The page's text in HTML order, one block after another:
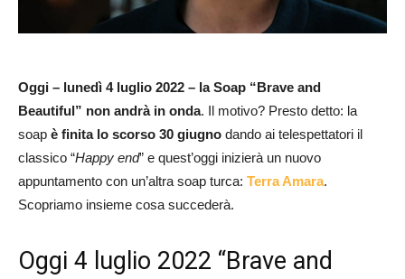
Oggi – lunedì 4 luglio 2022 – la Soap “Brave and
Beautiful” non andrà in onda. Il motivo? Presto detto: la
soap è finita lo scorso 30 giugno dando ai telespettatori il
classico “Happy end” e quest’oggi inizierà un nuovo
appuntamento con un’altra soap turca: Terra Amara.
Scopriamo insieme cosa succederà.
Oggi 4 luglio 2022 “Brave and